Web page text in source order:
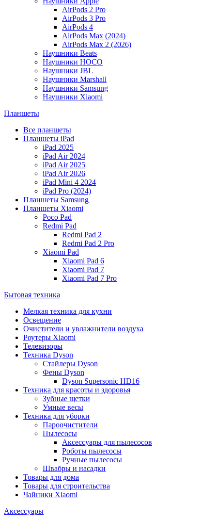
AirPods 2 Pro
AirPods 3 Pro
AirPods 4
AirPods Max (2024)
AirPods Max 2 (2026)
Наушники Beats
Наушники HOCO
Наушники JBL
Наушники Marshall
Наушники Samsung
Наушники Xiaomi
Планшеты
Все планшеты
Планшеты iPad
iPad 2025
iPad Air 2024
iPad Air 2025
iPad Air 2026
iPad Mini 4 2024
iPad Pro (2024)
Планшеты Samsung
Планшеты Xiaomi
Poco Pad
Redmi Pad
Redmi Pad 2
Redmi Pad 2 Pro
Xiaomi Pad
Xiaomi Pad 6
Xiaomi Pad 7
Xiaomi Pad 7 Pro
Бытовая техника
Мелкая техника для кухни
Освещение
Очистители и увлажнители воздуха
Роутеры Xiaomi
Телевизоры
Техника Dyson
Стайлеры Dyson
Фены Dyson
Dyson Supersonic HD16
Техника для красоты и здоровья
Зубные щетки
Умные весы
Техника для уборки
Пароочистители
Пылесосы
Аксессуары для пылесосов
Роботы пылесосы
Ручные пылесосы
Швабры и насадки
Товары для дома
Товары для строительства
Чайники Xiaomi
Аксессуары